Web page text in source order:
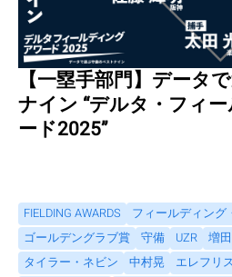
【一塁手部門】データ
ナイン “デルタ・フィ
ード2025”
FIELDING AWARDS
フィールディング
ゴールデングラブ賞
守備 UZR 増
タイラー・ネビン
中村晃
エレフリ